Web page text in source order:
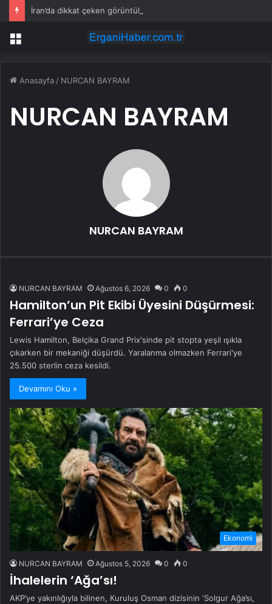
Menü
Anasayfa / NURCAN BAYRAM
NURCAN BAYRAM
NURCAN BAYRAM
NURCAN BAYRAM Ağustos 6, 2026 0 0
Hamilton’un Pit Ekibi Üyesini Düşürmesi:
Ferrari’ye Ceza
Lewis Hamilton, Belçika Grand Prix'sinde pit stopta yeşil ışıkla
çıkarken bir mekaniği düşürdü. Yaralanma olmazken Ferrari'ye
25.500 sterlin ceza kesildi.
Devamını Oku »
Ekonomi
NURCAN BAYRAM Ağustos 5, 2026 0 0
İhalelerin ‘Ağa’sı!
AKP’ye yakınlığıyla bilinen, Kuruluş Osman dizisinin ‘Solgur Ağa’sı,